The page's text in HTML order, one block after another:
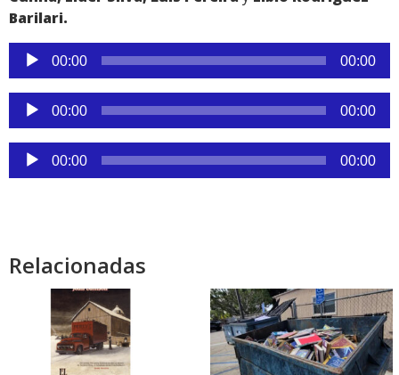
Barilari.
Reproductor
de
audio
00:00 00:00
Reproductor
de
audio
00:00 00:00
Reproductor
de
00:00 00:00
Relacionadas